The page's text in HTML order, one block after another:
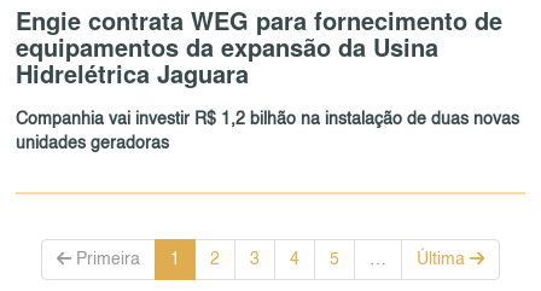
Engie contrata WEG para fornecimento de
equipamentos da expansão da Usina
Hidrelétrica Jaguara
Companhia vai investir R$ 1,2 bilhão na instalação de duas novas
unidades geradoras
Primeira 1 2 3 4 5 … Última